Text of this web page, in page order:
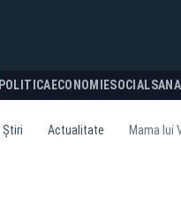
POLITICA ECONOMIESOCIAL
Știri Actualitate Mama lui